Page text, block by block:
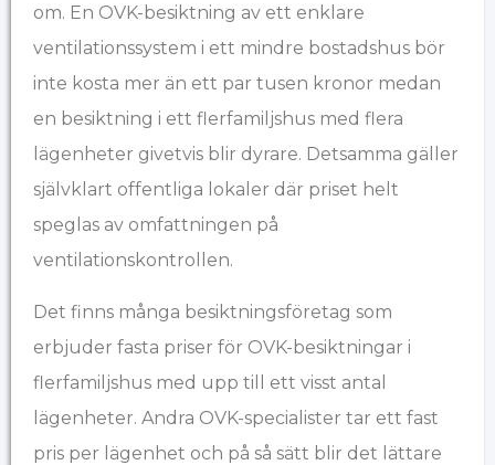
om. En OVK-besiktning av ett enklare
ventilationssystem i ett mindre bostadshus bör
inte kosta mer än ett par tusen kronor medan
en besiktning i ett flerfamiljshus med flera
lägenheter givetvis blir dyrare. Detsamma gäller
självklart offentliga lokaler där priset helt
speglas av omfattningen på
ventilationskontrollen.
Det finns många besiktningsföretag som
erbjuder fasta priser för OVK-besiktningar i
flerfamiljshus med upp till ett visst antal
lägenheter. Andra OVK-specialister tar ett fast
pris per lägenhet och på så sätt blir det lättare